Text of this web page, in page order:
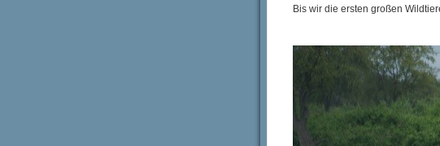
Bis wir die ersten großen